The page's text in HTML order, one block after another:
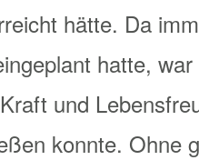
hätte. Da
hatte,
und
konnte. Ohne